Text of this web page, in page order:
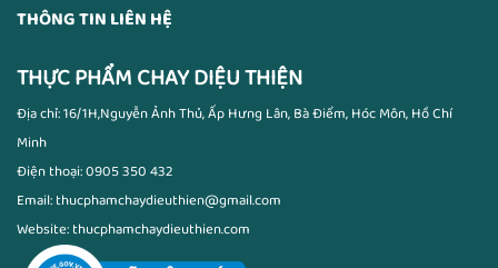
THÔNG TIN LIÊN HỆ
THỰC PHẨM CHAY DIỆU THIỆN
Địa chỉ: 16/1H,Nguyễn Ảnh Thủ, Ấp Hưng Lân, Bà Điểm, Hóc Môn, Hồ Chí
Minh
Điện thoại: 0905 350 432
Email: thucphamchaydieuthien@gmail.com
Website: thucphamchaydieuthien.com